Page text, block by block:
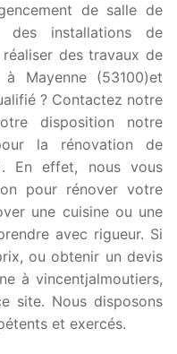
de salle de
des installations de
des travaux de
Mayenne (53100)et
? Contactez notre
disposition notre
la rénovation de
En effet, nous vous
pour rénover votre
une cuisine ou une
avec rigueur. Si
ou obtenir un devis
à vincentjalmoutiers,
site. Nous disposons
et exercés.